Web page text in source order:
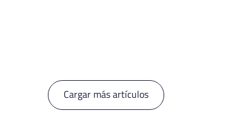
Cargar más artículos